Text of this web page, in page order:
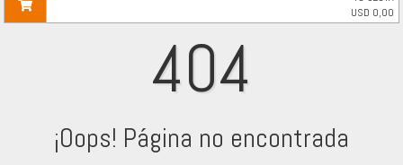
USD 0,00
404
¡Oops! Página no encontrada